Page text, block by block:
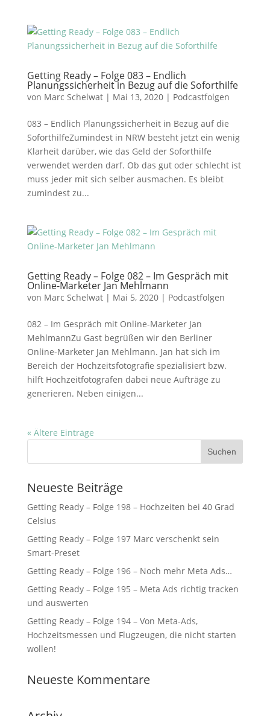
Getting Ready – Folge 083 – Endlich
Planungssicherheit in Bezug auf die Soforthilfe
von Marc Schelwat| Mai 13, 2020| Podcastfolgen
083 – Endlich Planungssicherheit in Bezug auf die
SoforthilfeZumindest in NRW besteht jetzt ein wenig
Klarheit darüber, wie das Geld der Soforthilfe
verwendet werden darf. Ob das gut oder schlecht ist
muss jeder mit sich selber ausmachen. Es bleibt
zumindest zu...
Getting Ready – Folge 082 – Im Gespräch mit
Online-Marketer Jan Mehlmann
von Marc Schelwat| Mai 5, 2020| Podcastfolgen
082 – Im Gespräch mit Online-Marketer Jan
MehlmannZu Gast begrüßen wir den Berliner
Online-Marketer Jan Mehlmann. Jan hat sich im
Bereich der Hochzeitsfotografie spezialisiert bzw.
hilft Hochzeitfotografen dabei neue Aufträge zu
generieren. Neben einigen...
« Ältere Einträge
Neueste Beiträge
Getting Ready – Folge 198 – Hochzeiten bei 40 Grad
Celsius
Getting Ready – Folge 197 Marc verschenkt sein
Smart-Preset
Getting Ready – Folge 196 – Noch mehr Meta Ads…
Getting Ready – Folge 195 – Meta Ads richtig tracken
und auswerten
Getting Ready – Folge 194 – Von Meta-Ads,
Hochzeitsmessen und Flugzeugen, die nicht starten
wollen!
Neueste Kommentare